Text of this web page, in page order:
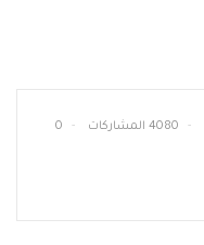
4080 المشاركات 0